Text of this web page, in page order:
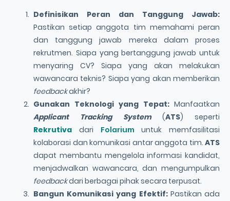
Definisikan Peran dan Tanggung Jawab:
Pastikan setiap anggota tim memahami peran
dan tanggung jawab mereka dalam proses
rekrutmen. Siapa yang bertanggung jawab untuk
menyaring CV? Siapa yang akan melakukan
wawancara teknis? Siapa yang akan memberikan
feedbackakhir?
Gunakan Teknologi yang Tepat: Manfaatkan
Applicant Tracking System(ATS) seperti
Rekrutiva dari Folarium untuk memfasilitasi
kolaborasi dan komunikasi antar anggota tim. ATS
dapat membantu mengelola informasi kandidat,
menjadwalkan wawancara, dan mengumpulkan
feedbackdari berbagai pihak secara terpusat.
Bangun Komunikasi yang Efektif:Pastikan ada